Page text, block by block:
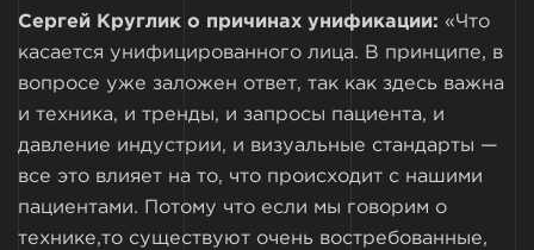
Сергей Круглик о причинах унификации: «Что
касается унифицированного лица. В принципе, в
вопросе уже заложен ответ, так как здесь важна
и техника, и тренды, и запросы пациента, и
давление индустрии, и визуальные стандарты —
все это влияет на то, что происходит с нашими
пациентами. Потому что если мы говорим о
технике,то существуют очень востребованные,